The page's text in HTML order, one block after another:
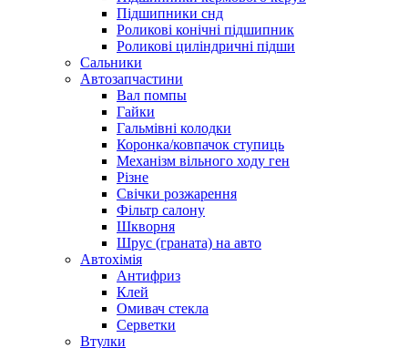
Підшипники снд
Роликові конічні підшипник
Роликові циліндричні підши
Сальники
Автозапчастини
Вал помпы
Гайки
Гальмівні колодки
Коронка/ковпачок ступиць
Механізм вільного ходу ген
Різне
Свічки розжарення
Фільтр салону
Шкворня
Шрус (граната) на авто
Автохімія
Антифриз
Клей
Омивач стекла
Серветки
Втулки